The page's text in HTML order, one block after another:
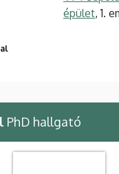
épület, 1.
PhD hallgató